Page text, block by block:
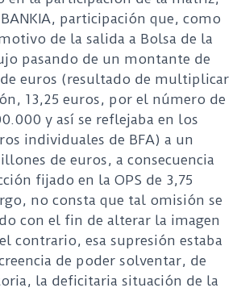
participación que, como
de la salida a Bolsa de la
pasando de un montante de
euros (resultado de multiplicar
13,25 euros, por el número de
y así se reflejaba en los
individuales de BFA) a un
de euros, a consecuencia
fijado en la OPS de 3,75
no consta que tal omisión se
con el fin de alterar la imagen
contrario, esa supresión estaba
de poder solventar, de
la deficitaria situación de la